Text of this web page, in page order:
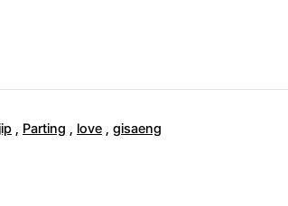
, Parting , love , gisaeng